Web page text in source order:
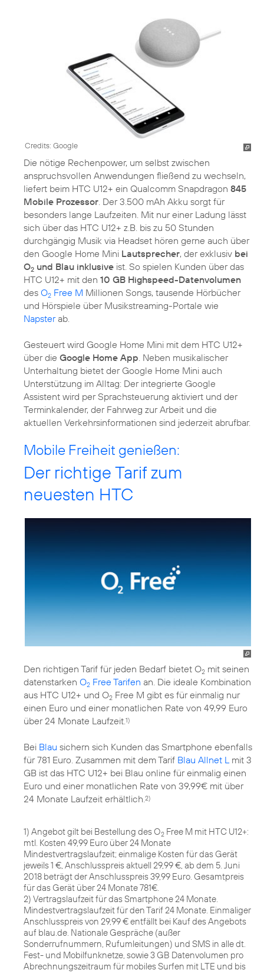
Credits: Google
Die nötige Rechenpower, um selbst zwischen
anspruchsvollen Anwendungen fließend zu wechseln,
liefert beim HTC U12+ ein Qualcomm Snapdragon 845
Mobile Prozessor. Der 3.500 mAh Akku sorgt für
besonders lange Laufzeiten. Mit nur einer Ladung lässt
sich über das HTC U12+ z.B. bis zu 50 Stunden
durchgängig Musik via Headset hören gerne auch über
den Google Home Mini Lautsprecher, der exklusiv bei
O2 und Blau inklusive ist. So spielen Kunden über das
HTC U12+ mit den 10 GB Highspeed-Datenvolumen
des O2 Free M Millionen Songs, tausende Hörbücher
und Hörspiele über Musikstreaming-Portale wie
Napsterab.
Gesteuert wird Google Home Mini mit dem HTC U12+
über die Google Home App. Neben musikalischer
Unterhaltung bietet der Google Home Mini auch
Unterstützung im Alltag: Der integrierte Google
Assistent wird per Sprachsteuerung aktiviert und der
Terminkalender, der Fahrweg zur Arbeit und die
aktuellen Verkehrsinformationen sind jederzeit abrufbar.
Mobile Freiheit genießen:
Der richtige Tarif zum
neuesten HTC
Den richtigen Tarif für jeden Bedarf bietet O2 mit seinen
datenstarken O2 Free Tarifen an. Die ideale Kombination
aus HTC U12+ und O2 Free M gibt es für einmalig nur
einen Euro und einer monatlichen Rate von 49,99 Euro
über 24 Monate Laufzeit. 1)
Bei Blau sichern sich Kunden das Smartphone ebenfalls
für 781 Euro. Zusammen mit dem Tarif Blau Allnet L mit 3
GB ist das HTC U12+ bei Blau online für einmalig einen
Euro und einer monatlichen Rate von 39,99€ mit über
24 Monate Laufzeit erhältlich. 2)
1) Angebot gilt bei Bestellung des O2 Free M mit HTC U12+:
mtl. Kosten 49,99 Euro über 24 Monate
Mindestvertragslaufzeit; einmalige Kosten für das Gerät
jeweils 1 €, Anschlusspreis aktuell 29,99 €, ab dem 5. Juni
2018 beträgt der Anschlusspreis 39,99 Euro. Gesamtpreis
für das Gerät über 24 Monate 781€.
2) Vertragslaufzeit für das Smartphone 24 Monate.
Mindestvertragslaufzeit für den Tarif 24 Monate. Einmaliger
Anschlusspreis von 29,99 € entfällt bei Kauf des Angebots
auf blau.de. Nationale Gespräche (außer
Sonderrufnummern, Rufumleitungen) und SMS in alle dt.
Fest- und Mobilfunknetze, sowie 3 GB Datenvolumen pro
Abrechnungszeitraum für mobiles Surfen mit LTE und bis